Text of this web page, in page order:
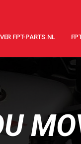
FPT-PARTS.NL